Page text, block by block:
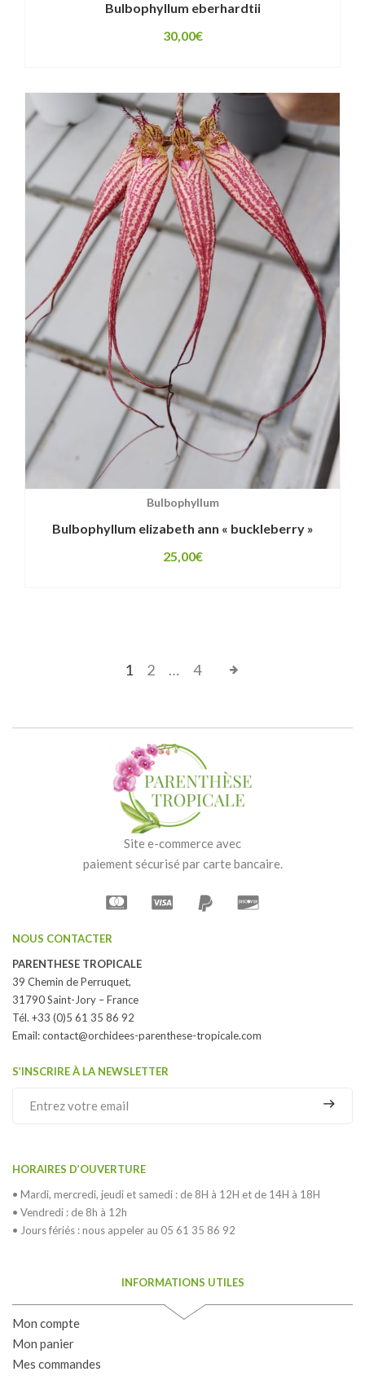
Bulbophyllum eberhardtii
30,00€
Bulbophyllum
Bulbophyllum elizabeth ann « buckleberry »
25,00€
1 2 … 4
Site e-commerce avec
paiement sécurisé par carte bancaire.
NOUS CONTACTER
PARENTHESE TROPICALE
39 Chemin de Perruquet,
31790 Saint-Jory – France
Tél. +33 (0)5 61 35 86 92
Email:contact@orchidees-parenthese-tropicale.com
S’INSCRIRE À LA NEWSLETTER
HORAIRES D’OUVERTURE
• Mardi, mercredi, jeudi et samedi : de 8H à 12H et de 14H à 18H
• Vendredi : de 8h à 12h
• Jours fériés : nous appeler au 05 61 35 86 92
INFORMATIONS UTILES
Mon compte
Mon panier
Mes commandes